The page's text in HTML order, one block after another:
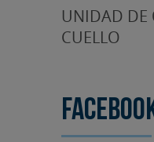
UNIDAD DE
CUELLO